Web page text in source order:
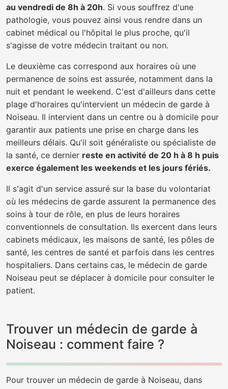
au vendredi de 8h à 20h. Si vous souffrez d'une
pathologie, vous pouvez ainsi vous rendre dans un
cabinet médical ou l'hôpital le plus proche, qu'il
s'agisse de votre médecin traitant ou non.
Le deuxième cas correspond aux horaires où une
permanence de soins est assurée, notamment dans la
nuit et pendant le weekend. C'est d'ailleurs dans cette
plage d'horaires qu'intervient un médecin de garde à
Noiseau. Il intervient dans un centre ou à domicile pour
garantir aux patients une prise en charge dans les
meilleurs délais. Qu'il soit généraliste ou spécialiste de
la santé, ce dernier reste en activité de 20 h à 8 h puis
exerce également les weekends et les jours fériés.
Il s'agit d'un service assuré sur la base du volontariat
où les médecins de garde assurent la permanence des
soins à tour de rôle, en plus de leurs horaires
conventionnels de consultation. Ils exercent dans leurs
cabinets médicaux, les maisons de santé, les pôles de
santé, les centres de santé et parfois dans les centres
hospitaliers. Dans certains cas, le médecin de garde
Noiseau peut se déplacer à domicile pour consulter le
patient.
Trouver un médecin de garde à
Noiseau : comment faire ?
Pour trouver un médecin de garde à Noiseau, dans